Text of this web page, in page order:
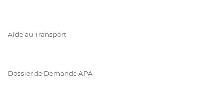
Aide au Transport
Dossier de Demande APA